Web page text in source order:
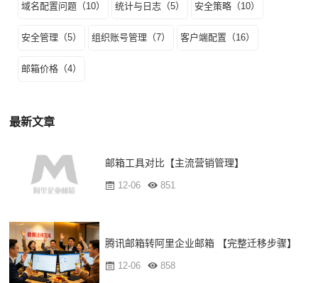
域名配置问题（10） 统计与日志（5） 安全策略（10）
安全管理（5） 组织账号管理（7） 客户端配置（16）
邮箱价格（4）
最新文章
邮箱工具对比【主流营销管理】
12-06 851
腾讯邮箱转阿里企业邮箱 【完整迁移步骤】
12-06 858